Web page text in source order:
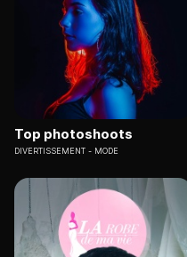
Top photoshoots
DIVERTISSEMENT MODE